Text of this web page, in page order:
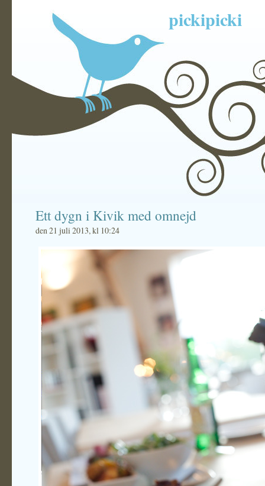
pickipicki
Ett dygn i Kivik med omnejd
den 21 juli 2013, kl 10:24